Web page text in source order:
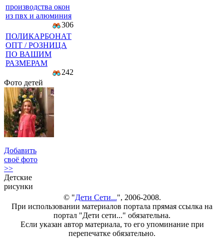
производства окон
из пвх и алюминия
306
ПОЛИКАРБОНАТ
ОПТ / РОЗНИЦА
ПО ВАШИМ
РАЗМЕРАМ
242
Фото детей
Добавить
своё фото
>>
Детские
рисунки
© "Дети Сети...", 2006-2008.
При использовании материалов портала прямая ссылка на
портал "Дети сети..." обязательна.
Если указан автор материала, то его упоминание при
перепечатке обязательно.